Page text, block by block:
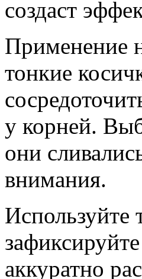
создаст
Применение
тонкие
у корней.
они
внимания.
Используйте
аккуратно